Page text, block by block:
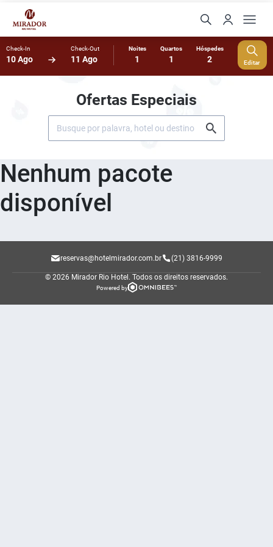
Check-In
10 Ago
Check-Out
11 Ago
Noites
1
Quartos
1
Hóspedes
2 Editar
Ofertas Especiais
Nenhum pacote
disponível
reservas@hotelmirador.com.br (21) 3816-9999
© 2026 Mirador Rio Hotel. Todos os direitos reservados.
Powered by